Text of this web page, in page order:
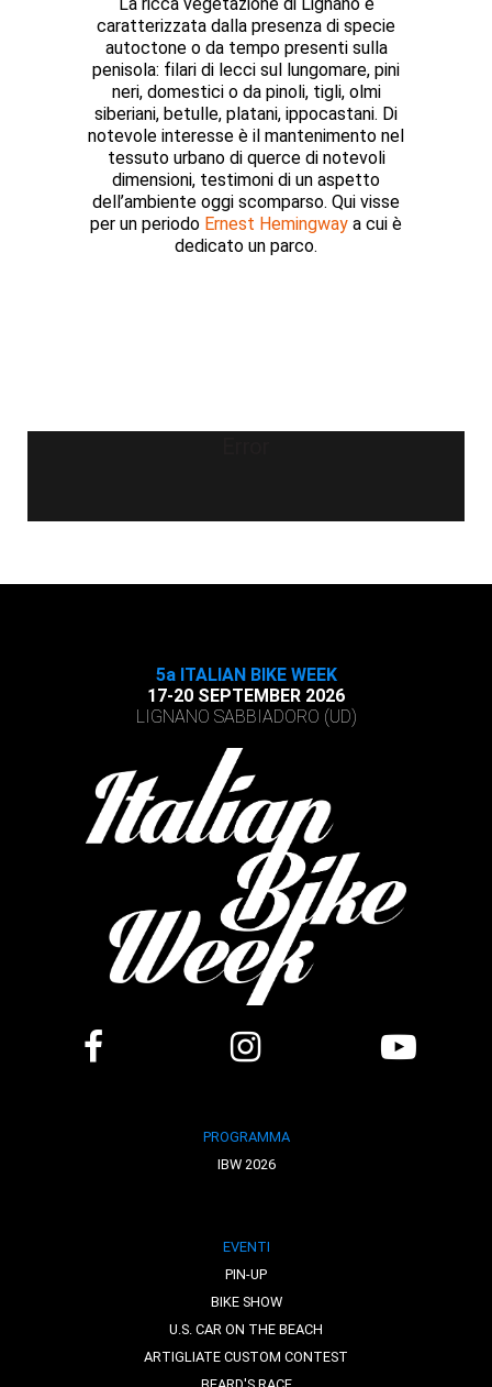
La ricca vegetazione di Lignano è
caratterizzata dalla presenza di specie
autoctone o da tempo presenti sulla
penisola: filari di lecci sul lungomare, pini
neri, domestici o da pinoli, tigli, olmi
siberiani, betulle, platani, ippocastani. Di
notevole interesse è il mantenimento nel
tessuto urbano di querce di notevoli
dimensioni, testimoni di un aspetto
dell’ambiente oggi scomparso. Qui visse
per un periodo Ernest Hemingway a cui è
dedicato un parco.
5a ITALIAN BIKE WEEK
17-20 SEPTEMBER 2026
LIGNANO SABBIADORO (UD)
PROGRAMMA
IBW 2026
EVENTI
PIN-UP
BIKE SHOW
U.S. CAR ON THE BEACH
ARTIGLIATE CUSTOM CONTEST